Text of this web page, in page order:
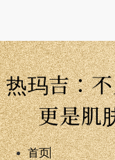
热玛吉：
更是肌
首页